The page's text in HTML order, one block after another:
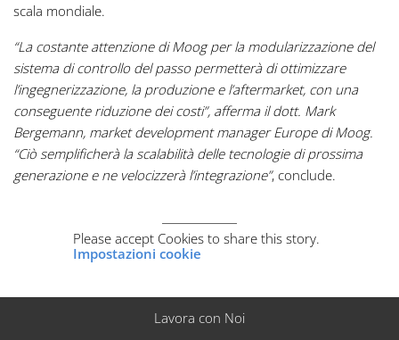
scala mondiale.
“La costante attenzione di Moog per la modularizzazione del
sistema di controllo del passo permetterà di ottimizzare
l’ingegnerizzazione, la produzione e l’aftermarket, con una
conseguente riduzione dei costi”, afferma il dott. Mark
Bergemann, market development manager Europe di Moog.
“Ciò semplificherà la scalabilità delle tecnologie di prossima
generazione e ne velocizzerà l’integrazione”, conclude.
Please accept Cookies to share this story.
Impostazioni cookie
Lavora con Noi